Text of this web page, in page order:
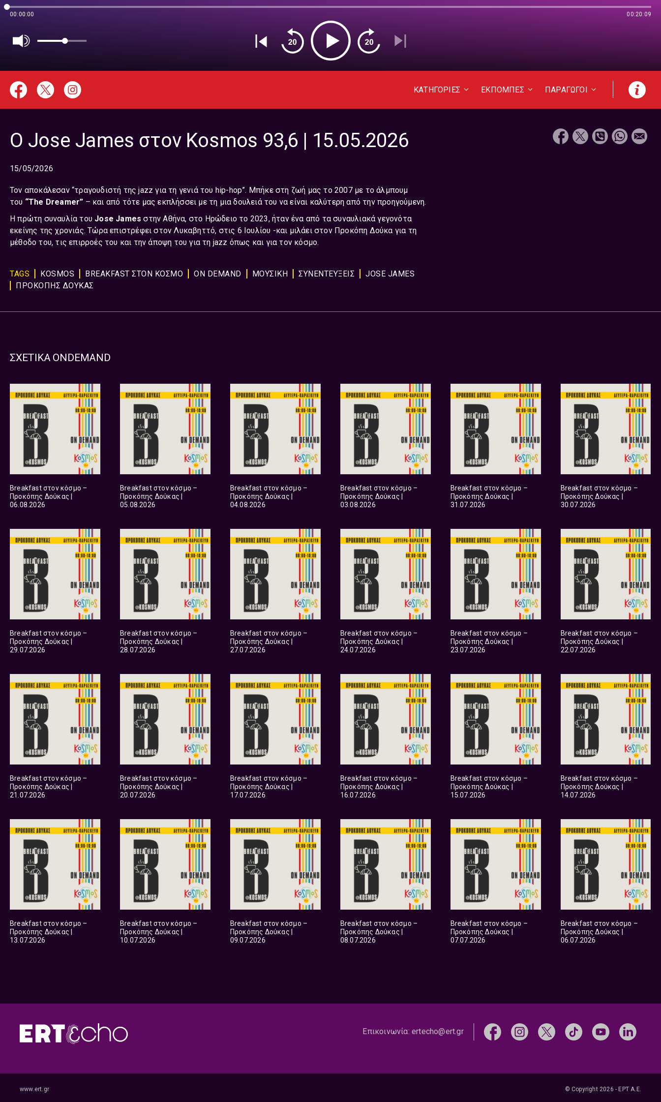
00:00:00 00:20:09
ΚΑΤΗΓΟΡΙΕΣ ΕΚΠΟΜΠΕΣ ΠΑΡΑΓΩΓΟΙ
Ο Jose James στον Kosmos 93,6 | 15.05.2026
15/05/2026
Τον αποκάλεσαν “τραγουδιστή της jazz για τη γενιά του hip-hop”. Μπήκε στη ζωή μας το 2007 με το άλμπουμ
του “The Dreamer” – και από τότε μας εκπλήσσει με τη μια δουλειά του να είναι καλύτερη από την προηγούμενη.
Η πρώτη συναυλία του Jose Jamesστην Αθήνα, στο Ηρώδειο το 2023, ήταν ένα από τα συναυλιακά γεγονότα
εκείνης της χρονιάς. Τώρα επιστρέφει στον Λυκαβηττό, στις 6 Ιουλίου -και μιλάει στον Προκόπη Δούκα για τη
μέθοδο του, τις επιρροές του και την άποψη του για τη jazz όπως και για τον κόσμο.
TAGS KOSMOS BREAKFAST ΣΤΟΝ ΚΟΣΜΟ ON DEMAND ΜΟΥΣΙΚΗ ΣΥΝΕΝΤΕΎΞΕΙΣ
JOSE JAMES
ΠΡΟΚΟΠΗΣ ΔΟΥΚΑΣ
ΣΧΕΤΙΚΑ ONDEMAND
Breakfast στον κόσμο –
Προκόπης Δούκας |
06.08.2026
Breakfast στον κόσμο –
Προκόπης Δούκας |
05.08.2026
Breakfast στον κόσμο –
Προκόπης Δούκας |
04.08.2026
Breakfast στον κόσμο –
Προκόπης Δούκας |
03.08.2026
Breakfast στον κόσμο –
Προκόπης Δούκας |
31.07.2026
Breakfast στον κόσμο –
Προκόπης Δούκας |
30.07.2026
Breakfast στον κόσμο –
Προκόπης Δούκας |
29.07.2026
Breakfast στον κόσμο –
Προκόπης Δούκας |
28.07.2026
Breakfast στον κόσμο –
Προκόπης Δούκας |
27.07.2026
Breakfast στον κόσμο –
Προκόπης Δούκας |
24.07.2026
Breakfast στον κόσμο –
Προκόπης Δούκας |
23.07.2026
Breakfast στον κόσμο –
Προκόπης Δούκας |
22.07.2026
Breakfast στον κόσμο –
Προκόπης Δούκας |
21.07.2026
Breakfast στον κόσμο –
Προκόπης Δούκας |
20.07.2026
Breakfast στον κόσμο –
Προκόπης Δούκας |
17.07.2026
Breakfast στον κόσμο –
Προκόπης Δούκας |
16.07.2026
Breakfast στον κόσμο –
Προκόπης Δούκας |
15.07.2026
Breakfast στον κόσμο –
Προκόπης Δούκας |
14.07.2026
Breakfast στον κόσμο –
Προκόπης Δούκας |
13.07.2026
Breakfast στον κόσμο –
Προκόπης Δούκας |
10.07.2026
Breakfast στον κόσμο –
Προκόπης Δούκας |
09.07.2026
Breakfast στον κόσμο –
Προκόπης Δούκας |
08.07.2026
Breakfast στον κόσμο –
Προκόπης Δούκας |
07.07.2026
Breakfast στον κόσμο –
Προκόπης Δούκας |
06.07.2026
Επικοινωνία:ertecho@ert.gr
www.ert.gr © Copyright 2026 - ΕΡΤ Α.Ε.